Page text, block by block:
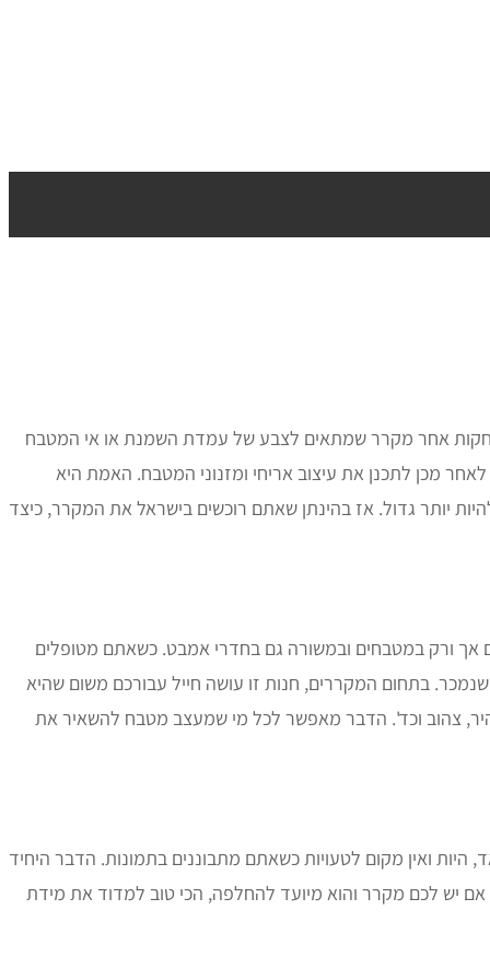
אחר מקרר שמתאים לצבע של עמדת השמנת או אי המטבח
מכן לתכנן את עיצוב אריחי ומזנוני המטבח. האמת היא
יותר גדול. אז בהינתן שאתם רוכשים בישראל את המקרר, כיצד
אך ורק במטבחים ובמשורה גם בחדרי אמבט. כשאתם מטופלים
בתחום המקררים, חנות זו עושה חייל עבורכם משום שהיא
צהוב וכד'. הדבר מאפשר לכל מי שמעצב מטבח להשאיר את
ואין מקום לטעויות כשאתם מתבוננים בתמונות. הדבר היחיד
יש לכם מקרר והוא מיועד להחלפה, הכי טוב למדוד את מידת